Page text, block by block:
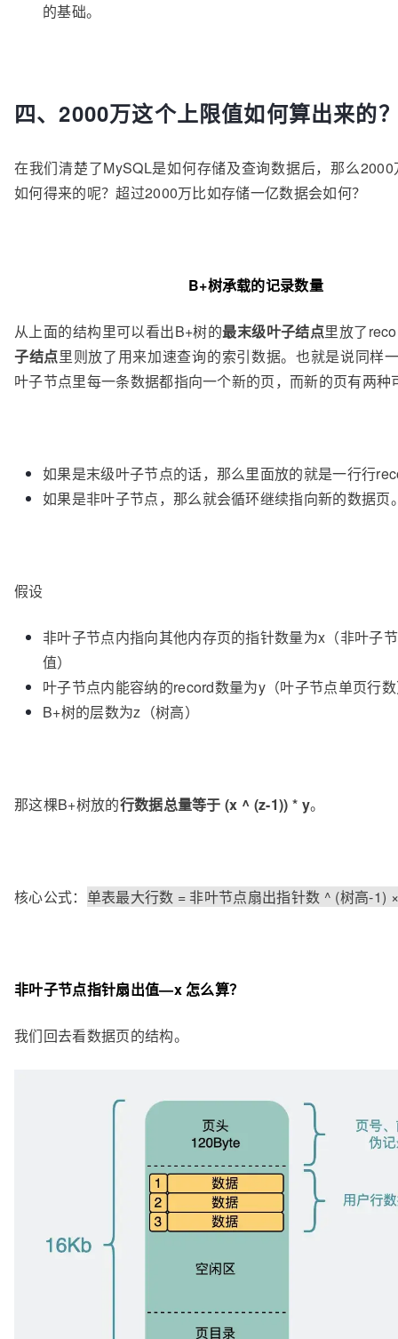
的基础。
四、2000万这个上限值如何算出来的
在我们清楚了MySQL是如何存储及查询数据后，那么
如何得来的呢？超过2000万比如存储一亿数据会如何？
B+树承载的记录数量
从上面的结构里可以看出B+树的最末级叶子结点里放了
子结点里则放了用来加速查询的索引数据。也就是说同样
叶子节点里每一条数据都指向一个新的页，而新的页有两种
如果是末级叶子节点的话，那么里面放的就是一行行
如果是非叶子节点，那么就会循环继续指向新的数据页
假设
非叶子节点内指向其他内存页的指针数量为x（非叶子
值）
叶子节点内能容纳的record数量为y（叶子节点单页行
B+树的层数为z（树高）
那这棵B+树放的行数据总量等于 (x ^ (z-1)) * y。
核心公式： 单表最大行数 = 非叶节点扇出指针数 ^ (树高-1)
非叶子节点指针扇出值—x 怎么算？
我们回去看数据页的结构。